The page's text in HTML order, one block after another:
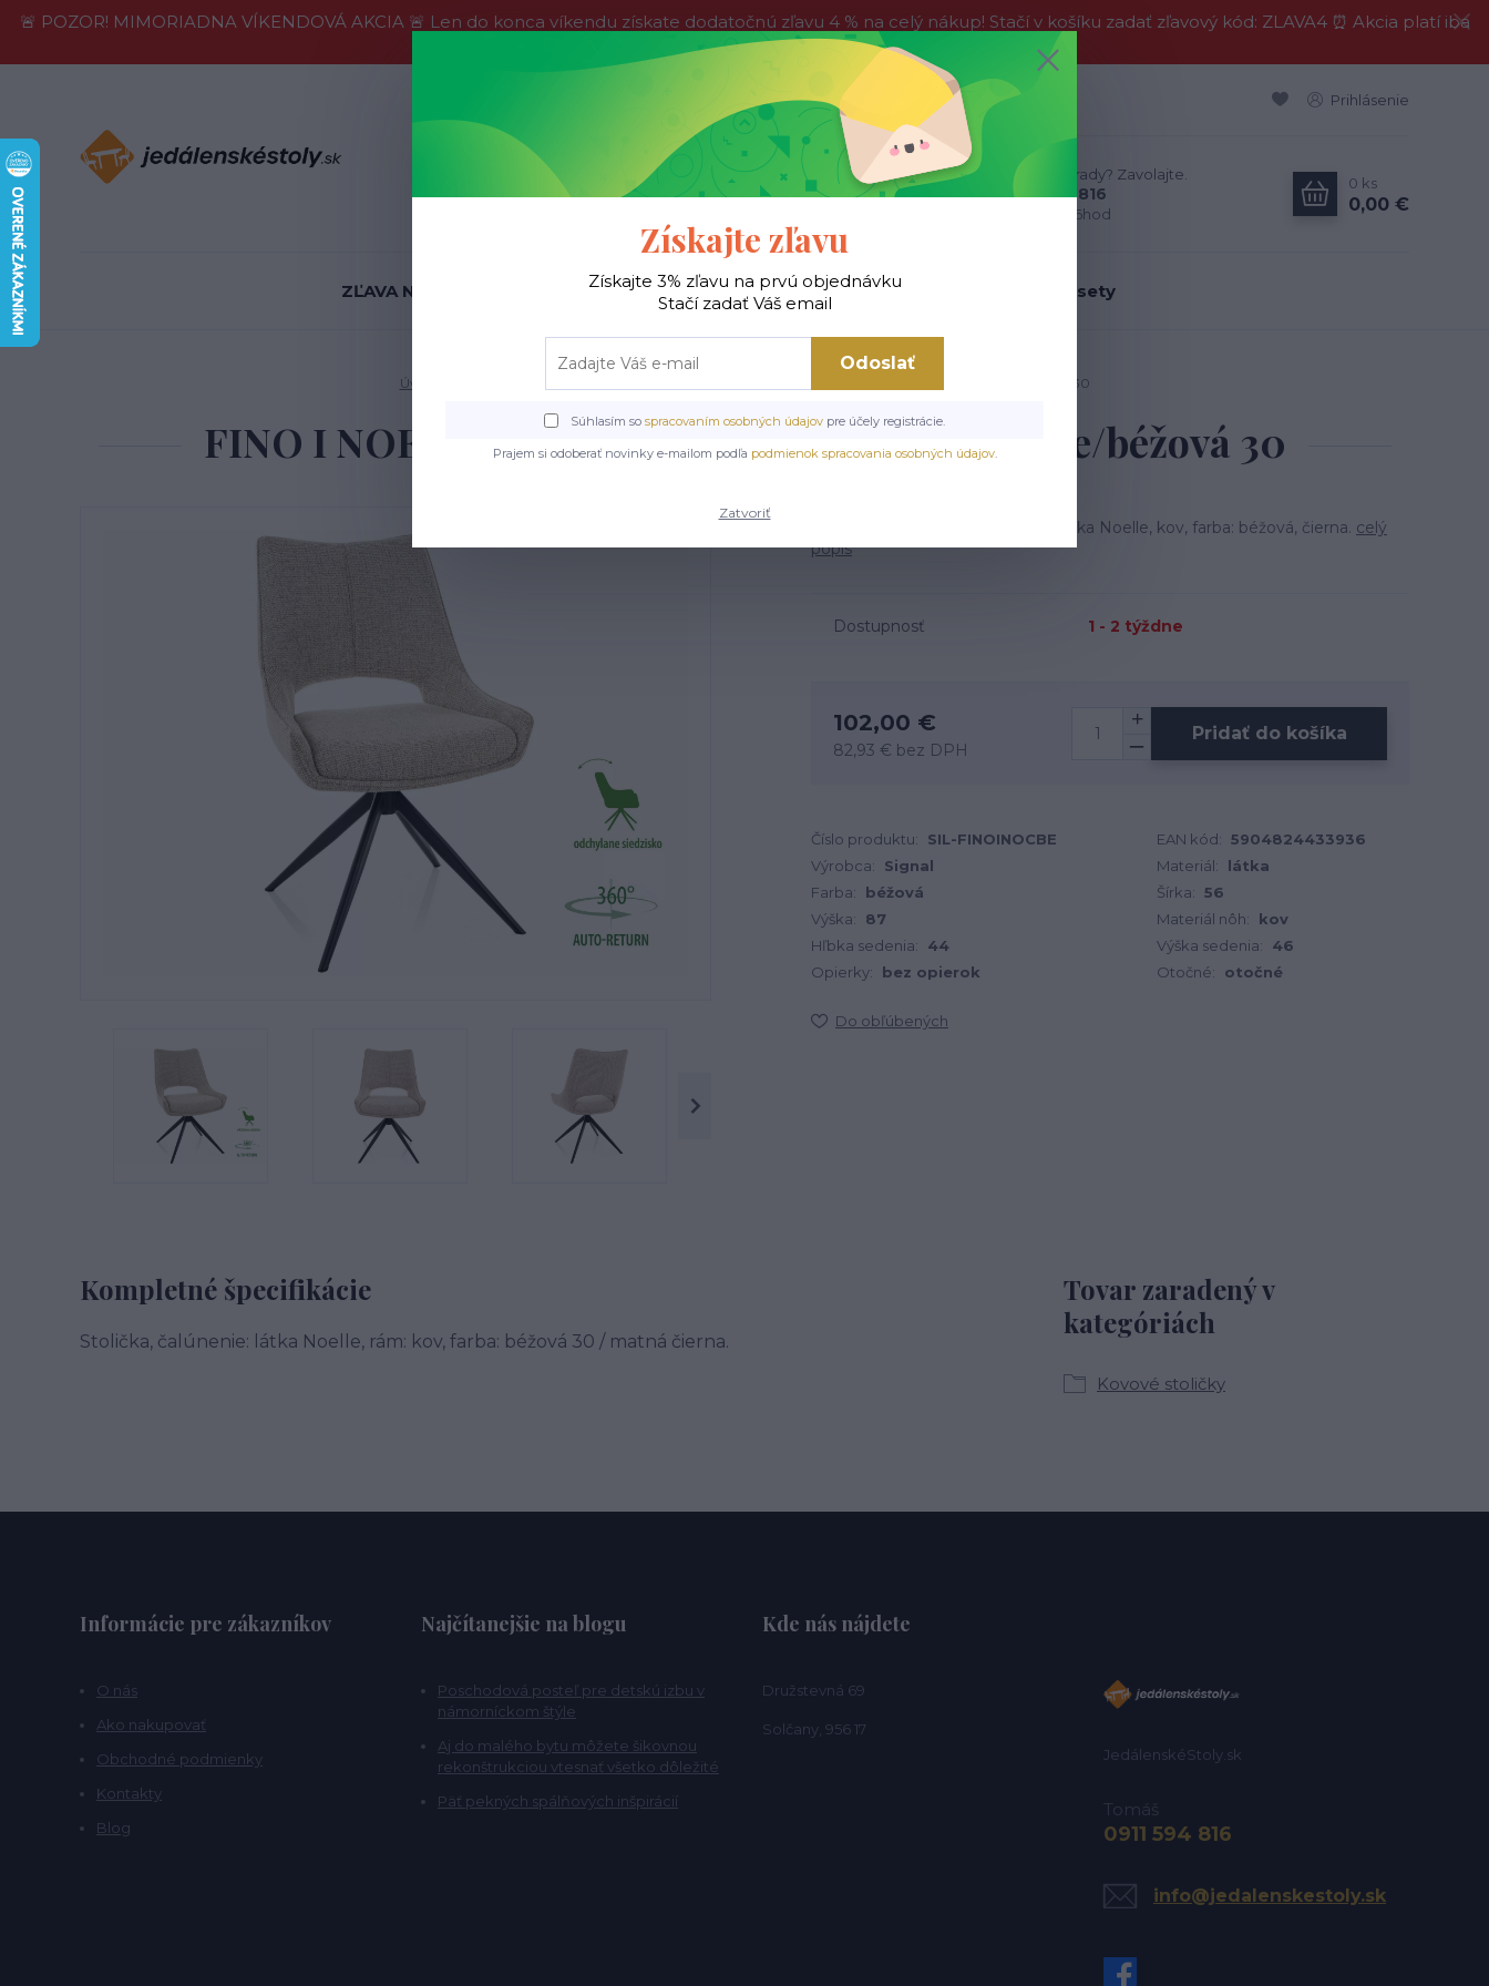
🚨 POZOR! MIMORIADNA VÍKENDOVÁ AKCIA 🚨 Len do konca víkendu získate dodatočnú zľavu 4 % na celý nákup! Stačí v košíku zadať zľavový kód: ZLAVA4 ⏰ Akcia platí iba
do nedele, tak neváhajte a nakúpte výhodnejšie ešte dnes!
Prihlásenie
Hľadať
Neviete si rady? Zavolajte.
0911 594 816
Po-Pia, 9-16hod
0 ks
0,00 €
ZĽAVA NA SKLADE ! Jedálenské stoly Jedálenské stoličky Jedálenské sety
Úvod FINO I NOELLE jedálenská stolička, nohy čierne/béžová 30
FINO I NOELLE jedálenská stolička, nohy čierne/béžová 30
Rozmery: neuvedené, materiál: látka Noelle, kov, farba: béžová, čierna. celý
popis
Dostupnosť 1 - 2 týždne
102,00 €
82,93 € bez DPH
Pridať do košíka
Číslo produktu: SIL-FINOINOCBE EAN kód: 5904824433936
Výrobca:
Signal Materiál:
látka
Farba:
béžová Šírka: 56
Výška:
87 Materiál nôh:
kov
Hľbka sedenia:
44 Výška sedenia:
46
Opierky:
bez opierok Otočné: otočné
Do obľúbených
Kompletné špecifikácie
Stolička, čalúnenie: látka Noelle, rám: kov, farba: béžová 30 / matná čierna.
Tovar zaradený v
kategóriách
Kovové stoličky
Informácie pre zákazníkov
O nás
Ako nakupovať
Obchodné podmienky
Kontakty
Blog
Najčítanejšie na blogu
Poschodová posteľ pre detskú izbu v
námorníckom štýle
Aj do malého bytu môžete šikovnou
rekonštrukciou vtesnať všetko dôležité
Päť pekných spálňových inšpirácií
Kde nás nájdete
Družstevná 69
Solčany, 956 17
JedálenskéStoly.sk
Tomáš
0911 594 816
info@jedalenskestoly.sk
Získajte zľavu
Získajte 3% zľavu na prvú objednávku
Stačí zadať Váš email
Odoslať
Súhlasím so spracovaním osobných údajov pre účely registrácie.
Prajem si odoberať novinky e-mailom podľa podmienok spracovania osobných údajov.
Zatvoriť